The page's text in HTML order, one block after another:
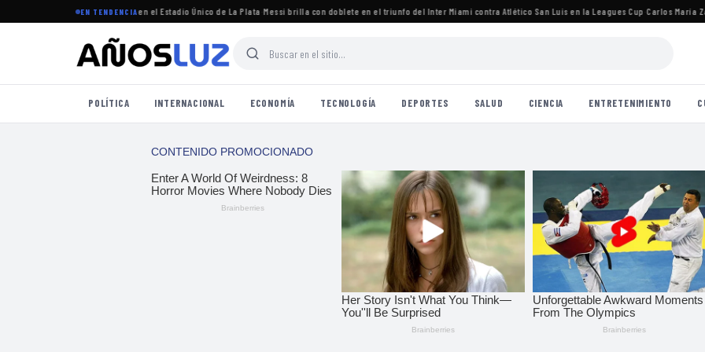
EN TENDENCIA
Clausura 2026 se jugará en el Estadio Único de La Plata·Messi brilla con doblete en el triunfo del Inter Miami contra Atlético San Luis en la Leagues Cup·Carlos María
POLÍTICA INTERNACIONAL ECONOMÍA TECNOLOGÍA DEPORTES SALUD CIENCIA ENTRETENIMIENTO